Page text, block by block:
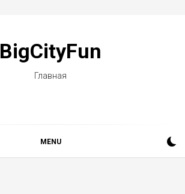
BigCityFun
Главная
MENU